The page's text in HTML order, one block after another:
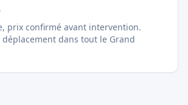
prix confirmé avant intervention.
dans tout le Grand